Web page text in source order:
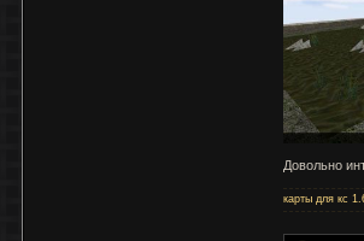
Довольно
карты для кс